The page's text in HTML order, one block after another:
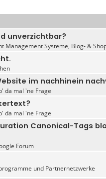
unverzichtbar?
Management Systeme, Blog- &
im nachhinein
da mal 'ne Frage
da mal 'ne Frage
Canonical-Tags
Forum
und Partnernetzwerke